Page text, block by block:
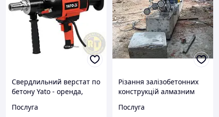
Свердлильний верстат по
бетону Yato - оренда,
Послуга
Різання залізобетонних
конструкцій алмазним
Послуга